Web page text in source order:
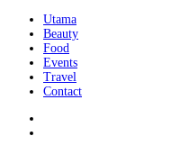
Utama
Beauty
Food
Events
Travel
Contact